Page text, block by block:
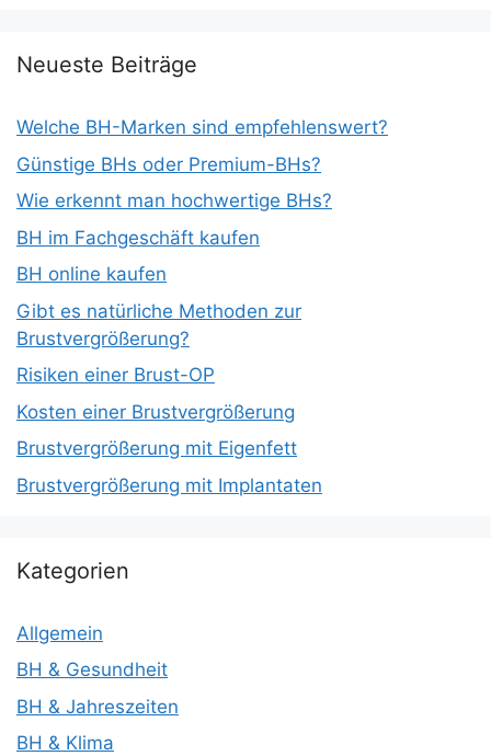
Neueste Beiträge
Welche BH-Marken sind empfehlenswert?
Günstige BHs oder Premium-BHs?
Wie erkennt man hochwertige BHs?
BH im Fachgeschäft kaufen
BH online kaufen
Gibt es natürliche Methoden zur
Brustvergrößerung?
Risiken einer Brust-OP
Kosten einer Brustvergrößerung
Brustvergrößerung mit Eigenfett
Brustvergrößerung mit Implantaten
Kategorien
Allgemein
BH & Gesundheit
BH & Jahreszeiten
BH & Klima